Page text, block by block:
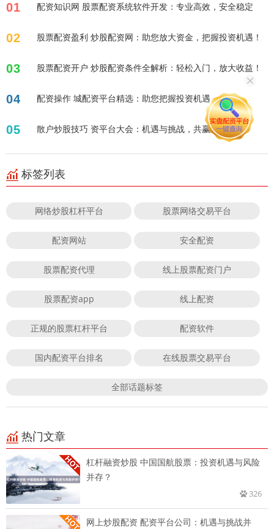
01 配资知识网 股票配资系统软件开发：专业高效，安全稳定
02 股票配资盈利 炒股配资网：助您放大资金，把握投资机遇！
03 股票配资开户 炒股配资条件全解析：轻松入门，放大收益！
04 配资操作 城配资平台精选：助您把握投资机遇
05 散户炒股技巧 资平台大会：机遇与挑战，共赢未来！
标签列表
网络炒股杠杆平台 股票网络交易平台
配资网站 安全配资
股票配资代理 线上股票配资门户
股票配资app 线上配资
正规的股票杠杆平台 配资软件
国内配资平台排名 在线股票交易平台
全部话题标签
热门文章
杠杆融资炒股 中国国航股票：投资机遇与风险
并存？
326
网上炒股配资 配资平台公司：机遇与挑战并